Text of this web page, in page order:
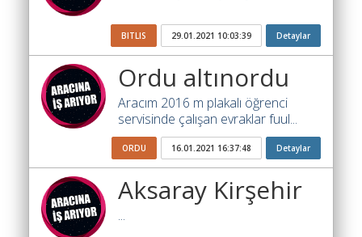
BITLIS 29.01.2021 10:03:39 Detaylar
Ordu altınordu
Aracım 2016 m plakalı öğrenci
servisinde çalışan evraklar fuul...
ORDU 16.01.2021 16:37:48 Detaylar
Aksaray Kirşehir
...